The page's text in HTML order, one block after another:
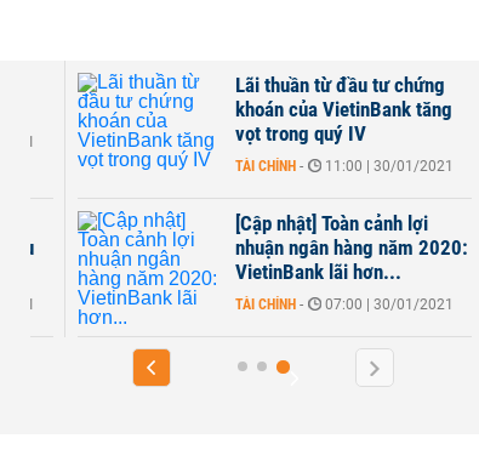
thu
Lãi thuần từ đầu tư chứng
khoán của VietinBank tăng
vọt trong quý IV
TÀI CHÍNH - 11:00 | 30/01/2021
[Cập nhật] Toàn cảnh lợi
nhuận ngân hàng năm 2020:
VietinBank lãi hơn...
TÀI CHÍNH - 07:00 | 30/01/2021